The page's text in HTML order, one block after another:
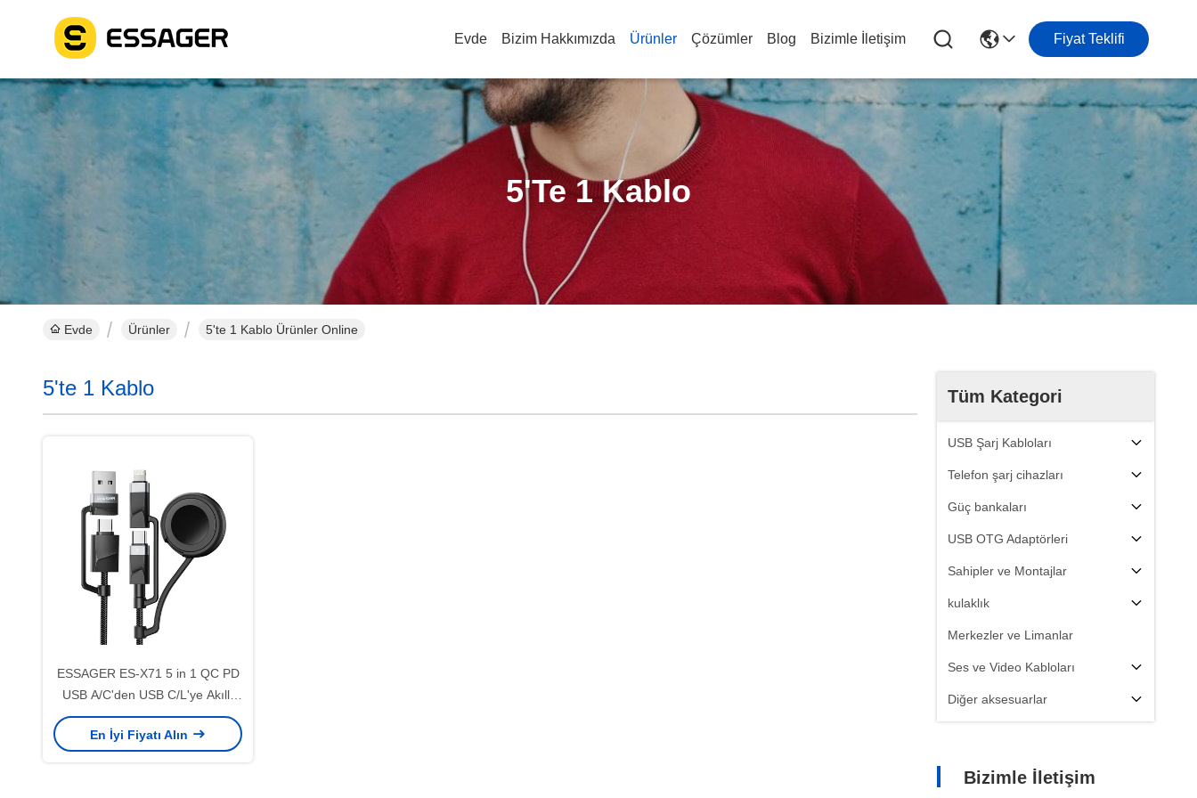
Evde Bizim Hakkımızda Ürünler Çözümler Blog Bizimle İletişim Fiyat Teklifi
5'te 1 Kablo
Evde Ürünler 5'te 1 Kablo Ürünler Online
Tüm Kategori
USB Şarj Kabloları
Telefon şarj cihazları
Güç bankaları
USB OTG Adaptörleri
Sahipler ve Montajlar
kulaklık
Merkezler ve Limanlar
Ses ve Video Kabloları
Diğer aksesuarlar
Bizimle İletişim
5'te 1 Kablo
ESSAGER ES-X71 5 in 1 QC PD
USB A/C'den USB C/L'ye Akıllı
Saat Şarj Veri Kablosu
En İyi Fiyatı Alın